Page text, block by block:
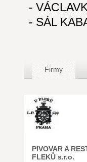
-
- SÁL
Firmy
PIVOVAR A
FLEKŮ s.r.o.